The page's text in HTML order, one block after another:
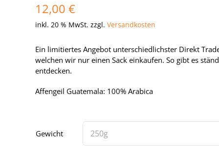
12,00 €
inkl. 20 % MwSt. zzgl. Versandkosten
Ein limitiertes Angebot unterschiedlichster Direkt
welchen wir nur einen Sack einkaufen. So gibt es
entdecken.
Affengeil Guatemala: 100% Arabica
Gewicht